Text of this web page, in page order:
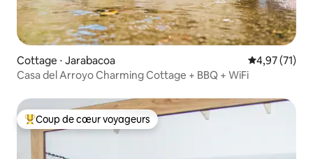
Cottage ⋅ Jarabacoa Évaluation
4,97 (71)
Casa del Arroyo Charming Cottage + BBQ + WiFi
Coups de cœur voyageurs les plus appréciés
Coup de cœur voyageurs